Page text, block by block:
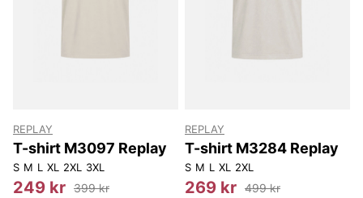
REPLAY
T-shirt M3097 Replay
S M L XL 2XL 3XL
249 kr 399 kr
REPLAY
T-shirt M3284 Replay
S M L XL 2XL
269 kr 499 kr